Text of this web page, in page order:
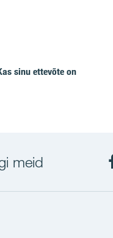
sinu ettevõte on
meid